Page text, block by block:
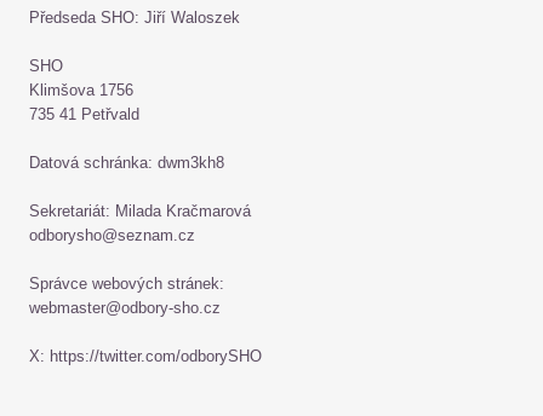
Předseda SHO: Jiří Waloszek
SHO
Klimšova 1756
735 41 Petřvald
Datová schránka: dwm3kh8
Sekretariát: Milada Kračmarová
odborysho@seznam.cz
Správce webových stránek:
webmaster@odbory-sho.cz
X: https://twitter.com/odborySHO